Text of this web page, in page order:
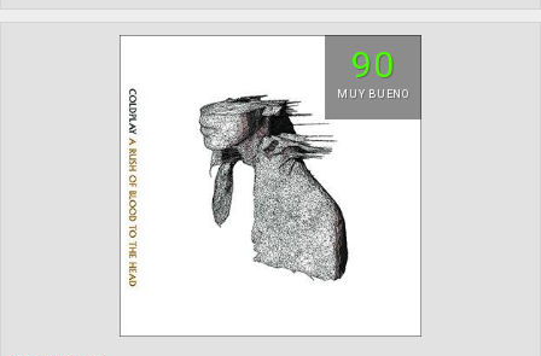
90
MUY BUENO